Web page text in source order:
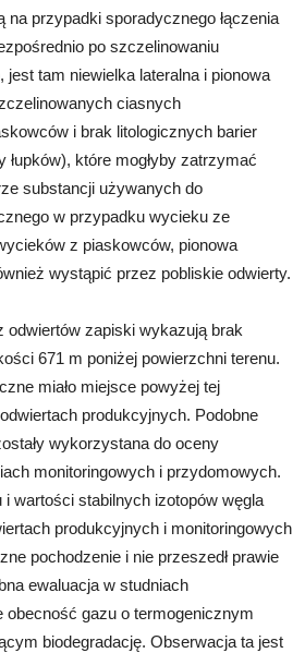
na przypadki sporadycznego łączenia
po szczelinowaniu
jest tam niewielka lateralna i pionowa
ciasnych
i brak litologicznych barier
łupków), które mogłyby zatrzymać
substancji używanych do
w przypadku wycieku ze
z piaskowców, pionowa
wystąpić przez pobliskie odwierty.
odwiertów zapiski wykazują brak
671 m poniżej powierzchni terenu.
miało miejsce powyżej tej
produkcyjnych. Podobne
wykorzystana do oceny
monitoringowych i przydomowych.
i wartości stabilnych izotopów węgla
produkcyjnych i monitoringowych
pochodzenie i nie przeszedł prawie
ewaluacja w studniach
obecność gazu o termogenicznym
biodegradację. Obserwacja ta jest